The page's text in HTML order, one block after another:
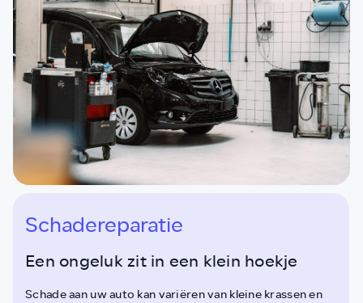
Schadereparatie
Een ongeluk zit in een klein hoekje
Schade aan uw auto kan variëren van kleine krassen en